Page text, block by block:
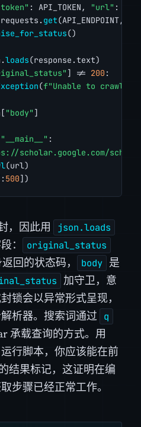
: API_TOKEN, "url" :
get(API_ENDPOINT,
()
loads(response.text)
] != 200 :
(f"Unable to crawl
"body" ]
"__main__" :
scholar.google.com/
(url)
500])
，因此用 json.loads
： original_status
回的状态码， body 是
加守卫，意
锁会以异常形式呈现，
析器。搜索词通过 q
承载查询的方式。用
运行脚本，你应该能在前
结果标记，这证明在编
步骤已经正常工作。